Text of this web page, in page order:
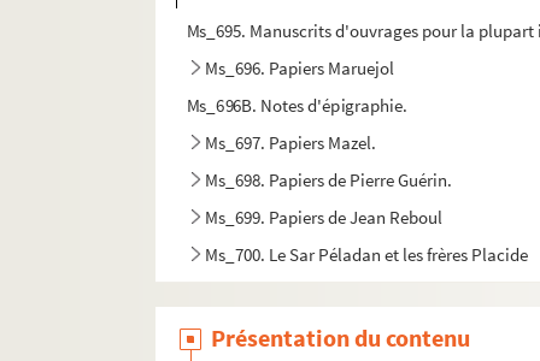
Ms_695. Manuscrits d'ouvrages pour la
Ms_696. Papiers Maruejol
Ms_696B. Notes d'épigraphie.
Ms_697. Papiers Mazel.
Ms_698. Papiers de Pierre Guérin.
Ms_699. Papiers de Jean Reboul
Ms_700. Le Sar Péladan et les frères Placide
Présentation du contenu